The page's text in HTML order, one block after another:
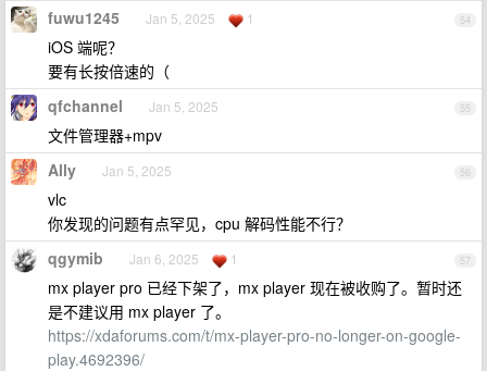
54
fuwu1245 Jan 5, 2025 1
iOS 端呢？
要有长按倍速的（
55
qfchannel Jan 5, 2025
文件管理器+mpv
56
Ally Jan 5, 2025
vlc
你发现的问题有点罕见，cpu 解码性能不行？
57
qgymib Jan 6, 2025 1
mx player pro 已经下架了，mx player 现在被收购了。暂时还
是不建议用 mx player 了。
https://xdaforums.com/t/mx-player-pro-no-longer-on-google-
play.4692396/